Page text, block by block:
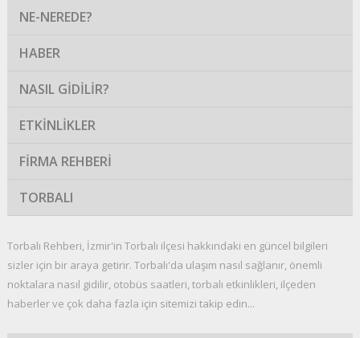
NE-NEREDE?
HABER
NASIL GIDILIR?
ETKINLIKLER
FIRMA REHBERI
TORBALI
Torbalı Rehberi, İzmir'in Torbalı ilçesi hakkındaki en güncel bilgileri
sizler için bir araya getirir. Torbalı'da ulaşım nasıl sağlanır, önemli
noktalara nasıl gidilir, otobüs saatleri, torbalı etkinlikleri, ilçeden
haberler ve çok daha fazla için sitemizi takip edin...